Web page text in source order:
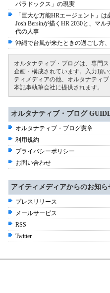
パラドックス」の現実
「巨大な万能HRエージェント」
Josh Bersinが描くHR 2030と、マ
代の人事
沖縄で台風が来たときの過ごし方
オルタナティブ・ブログは、専門ス
企画・構成されています。入力頂
ティメディアの他、オルタナティ
本記事執筆会社に提供されます。
オルタナティブ・ブログ
オルタナティブ・ブログ憲章
利用規約
プライバシーポリシー
お問い合わせ
アイティメディアからのお知ら
プレスリリース
メールサービス
RSS
Twitter